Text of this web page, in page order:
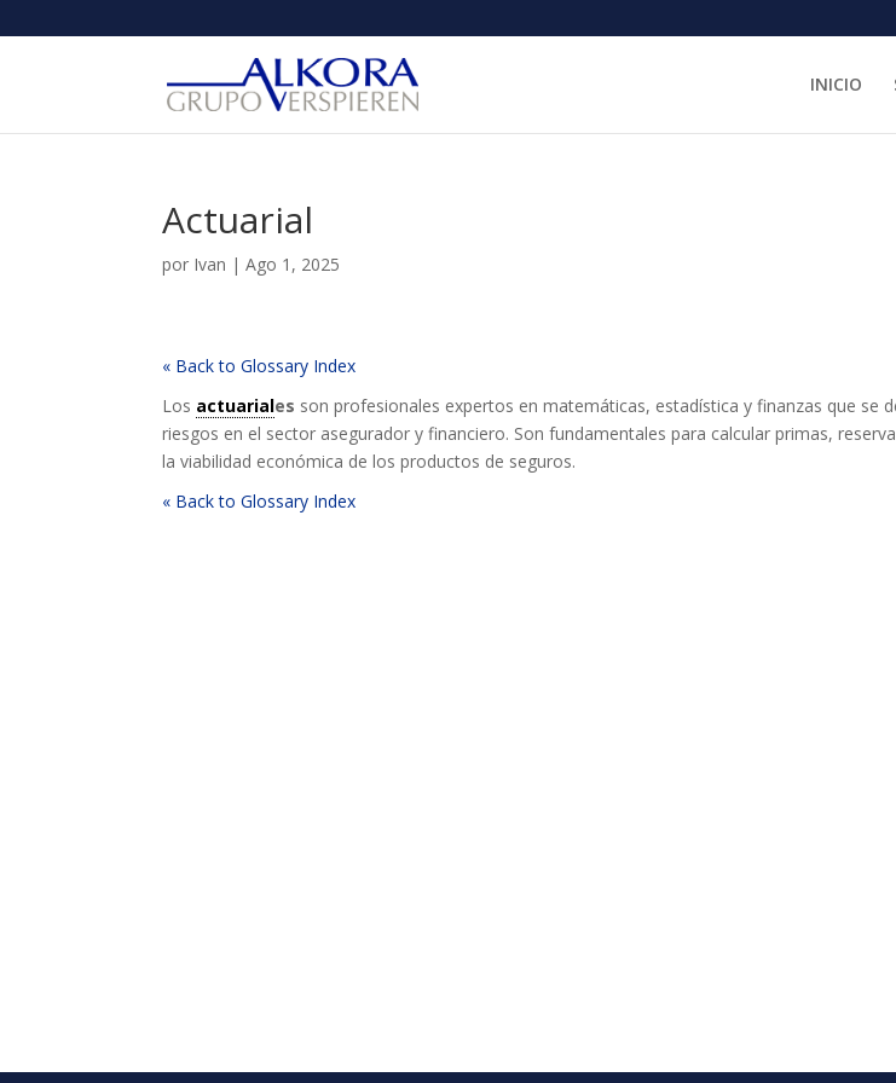
INICIO
Actuarial
por Ivan |Ago 1, 2025
« Back to Glossary Index
Los actuariales son profesionales expertos en matemáticas, estadística y finanzas que se
riesgos en el sector asegurador y financiero. Son fundamentales para calcular primas,
la viabilidad económica de los productos de seguros.
« Back to Glossary Index